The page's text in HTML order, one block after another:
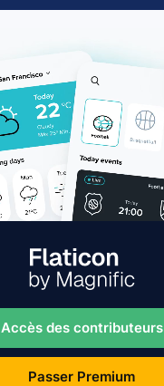
Accès des contributeurs
Passer Premium